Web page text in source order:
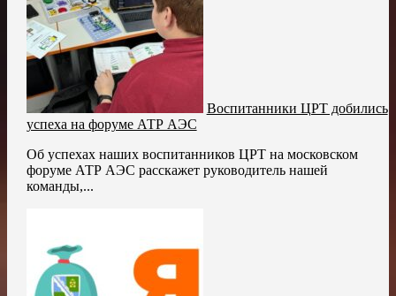
Воспитанники ЦРТ добились
успеха на форуме АТР АЭС
Об успехах наших воспитанников ЦРТ на московском
форуме АТР АЭС расскажет руководитель нашей
команды,...